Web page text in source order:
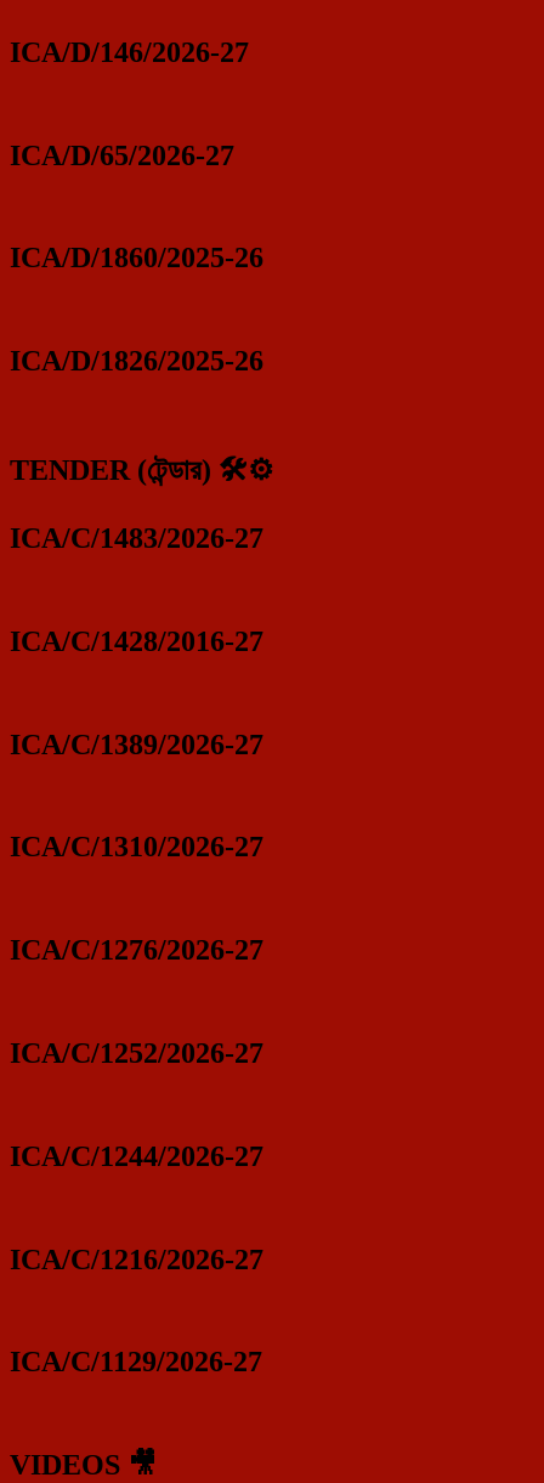
ICA/D/146/2026-27
ICA/D/65/2026-27
ICA/D/1860/2025-26
ICA/D/1826/2025-26
TENDER (টেন্ডার) 🛠️⚙️
ICA/C/1483/2026-27
ICA/C/1428/2016-27
ICA/C/1389/2026-27
ICA/C/1310/2026-27
ICA/C/1276/2026-27
ICA/C/1252/2026-27
ICA/C/1244/2026-27
ICA/C/1216/2026-27
ICA/C/1129/2026-27
VIDEOS 🎥